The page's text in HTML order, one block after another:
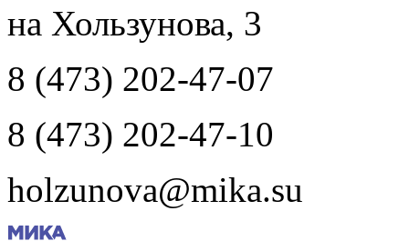
на Хользунова, 3
8 (473) 202-47-07
8 (473) 202-47-10
holzunova@mika.su